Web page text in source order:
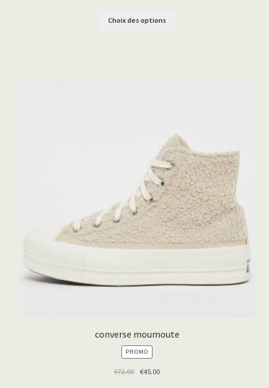
Choix des options
converse moumoute
PROMO
EN
PROMOTION
€72.00 €45.00